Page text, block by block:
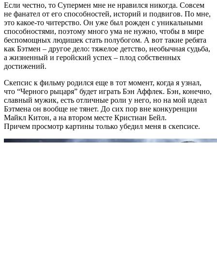
Если честно, то Супермен мне не нравился никогда. Совсем
не фанател от его способностей, историй и подвигов. По мне,
это какое-то читерство. Он уже был рожден с уникальными
способностями, поэтому много ума не нужно, чтобы в мире
беспомощных людишек стать полубогом. А вот такие ребята
как Бэтмен – другое дело: тяжелое детство, необычная судьба,
а жизненный и геройский успех – плод собственных
достижений.
Скепсис к фильму родился еще в тот момент, когда я узнал,
что “Черного рыцаря” будет играть Бэн Аффлек. Бэн, конечно,
славный мужик, есть отличные роли у него, но на мой идеал
Бэтмена он вообще не тянет. До сих пор вне конкуренции
Майкл Китон, а на втором месте Кристиан Бейл.
Причем просмотр картины только убедил меня в скепсисе.